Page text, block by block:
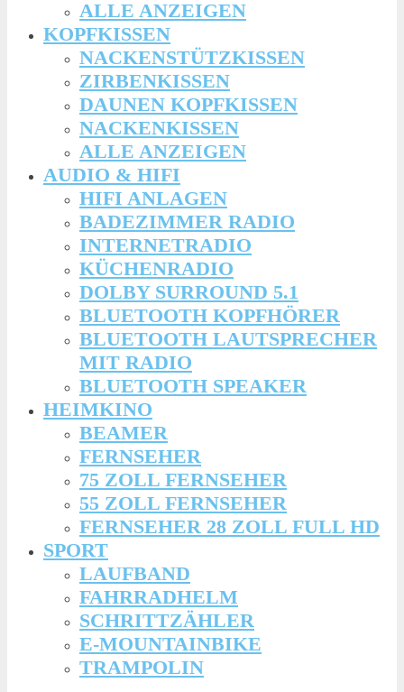
ALLE ANZEIGEN
KOPFKISSEN
NACKENSTÜTZKISSEN
ZIRBENKISSEN
DAUNEN KOPFKISSEN
NACKENKISSEN
ALLE ANZEIGEN
AUDIO & HIFI
HIFI ANLAGEN
BADEZIMMER RADIO
INTERNETRADIO
KÜCHENRADIO
DOLBY SURROUND 5.1
BLUETOOTH KOPFHÖRER
BLUETOOTH LAUTSPRECHER
MIT RADIO
BLUETOOTH SPEAKER
HEIMKINO
BEAMER
FERNSEHER
75 ZOLL FERNSEHER
55 ZOLL FERNSEHER
FERNSEHER 28 ZOLL FULL HD
SPORT
LAUFBAND
FAHRRADHELM
SCHRITTZÄHLER
E-MOUNTAINBIKE
TRAMPOLIN